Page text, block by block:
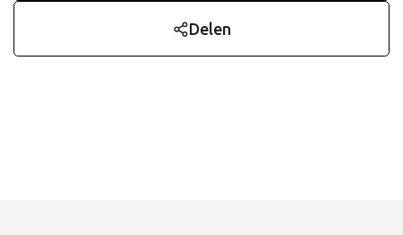
Delen